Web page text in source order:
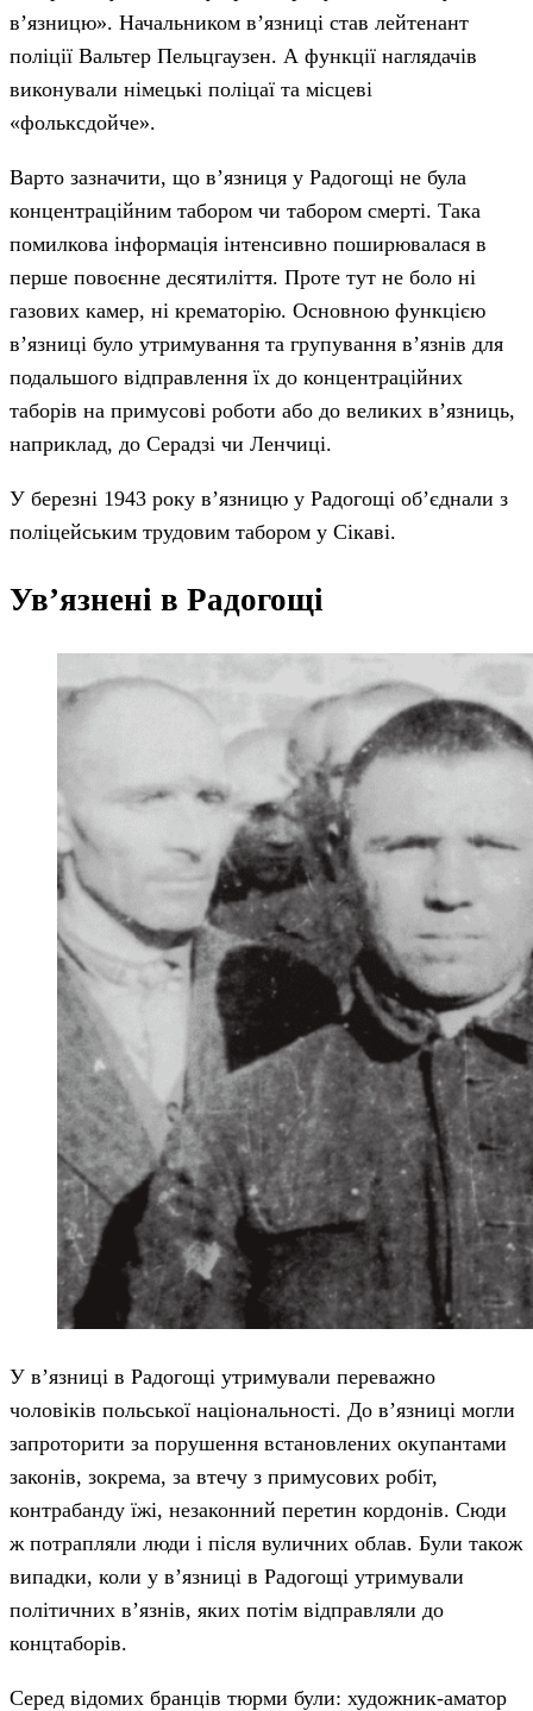
в’язницю». Начальником в’язниці став лейтенант
поліції Вальтер Пельцгаузен. А функції наглядачів
виконували німецькі поліцаї та місцеві
«фольксдойче».
Варто зазначити, що в’язниця у Радогощі не була
концентраційним табором чи табором смерті. Така
помилкова інформація інтенсивно поширювалася в
перше повоєнне десятиліття. Проте тут не боло ні
газових камер, ні крематорію. Основною функцією
в’язниці було утримування та групування в’язнів для
подальшого відправлення їх до концентраційних
таборів на примусові роботи або до великих в’язниць,
наприклад, до Серадзі чи Ленчиці.
У березні 1943 року в’язницю у Радогощі об’єднали з
поліцейським трудовим табором у Сікаві.
Ув’язнені в Радогощі
У в’язниці в Радогощі утримували переважно
чоловіків польської національності. До в’язниці могли
запроторити за порушення встановлених окупантами
законів, зокрема, за втечу з примусових робіт,
контрабанду їжі, незаконний перетин кордонів. Сюди
ж потрапляли люди і після вуличних облав. Були також
випадки, коли у в’язниці в Радогощі утримували
політичних в’язнів, яких потім відправляли до
концтаборів.
Серед відомих бранців тюрми були: художник-аматор